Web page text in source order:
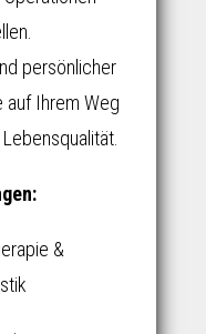
persönlicher
auf Ihrem Weg
&